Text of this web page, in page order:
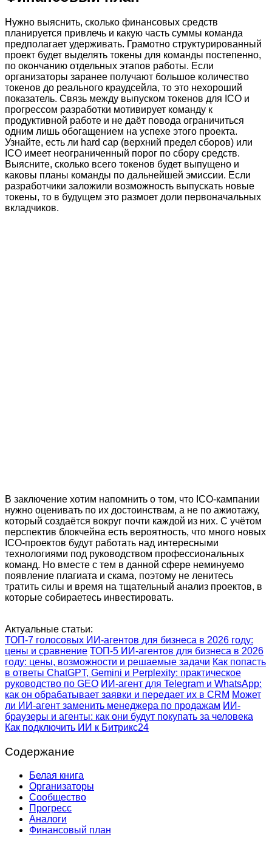
Нужно выяснить, сколько финансовых средств
планируется привлечь и какую часть суммы команда
предполагает удерживать. Грамотно структурированный
проект будет выделять токены для команды постепенно,
по окончанию отдельных этапов работы. Если
организаторы заранее получают большое количество
токенов до реального краудсейла, то это нехороший
показатель. Связь между выпуском токенов для ICO и
прогрессом разработки мотивирует команду к
продуктивной работе и не даёт повода ограничиться
одним лишь обогащением на успехе этого проекта.
Узнайте, есть ли hard cap (верхний предел сборов) или
ICO имеет неограниченный порог по сбору средств.
Выясните, сколько всего токенов будет выпущено и
каковы планы команды по дальнейшей эмиссии. Если
разработчики заложили возможность выпускать новые
токены, то в будущем это размоет доли первоначальных
вкладчиков.
В заключение хотим напомнить о том, что ICO-кампании
нужно оценивать по их достоинствам, а не по ажиотажу,
который создаётся вокруг почти каждой из них. С учётом
перспектив блокчейна есть вероятность, что много новых
ICO-проектов будут работать над интересными
технологиями под руководством профессиональных
команд. Но вместе с тем в данной сфере неминуемо
появление плагиата и скама, поэтому не ленитесь
тратить силы и время на тщательный анализ проектов, в
которые собираетесь инвестировать.
Актуальные статьи:
ТОП-7 голосовых ИИ-агентов для бизнеса в 2026 году:
цены и сравнение ТОП-5 ИИ-агентов для бизнеса в 2026
году: цены, возможности и решаемые задачи Как попасть
в ответы ChatGPT, Gemini и Perplexity: практическое
руководство по GEO ИИ-агент для Telegram и WhatsApp:
как он обрабатывает заявки и передает их в CRM Может
ли ИИ-агент заменить менеджера по продажам ИИ-
браузеры и агенты: как они будут покупать за человека
Как подключить ИИ к Битрикс24
Содержание
Белая книга
Организаторы
Сообщество
Прогресс
Аналоги
Финансовый план